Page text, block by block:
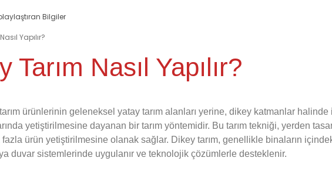
Bilgiler
Tarım Nasıl Yapılır?
ürünlerinin geleneksel yatay tarım alanları yerine, dikey katmanlar
yetiştirilmesine dayanan bir tarım yöntemidir. Bu tarım tekniği, yerden
ürün yetiştirilmesine olanak sağlar. Dikey tarım, genellikle binaların
duvar sistemlerinde uygulanır ve teknolojik çözümlerle desteklenir.